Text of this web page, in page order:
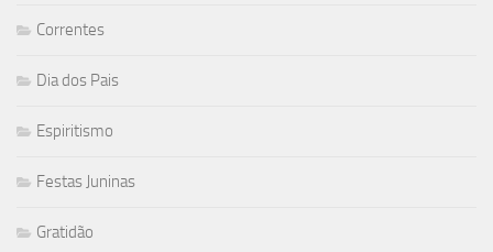
Correntes
Dia dos Pais
Espiritismo
Festas Juninas
Gratidão